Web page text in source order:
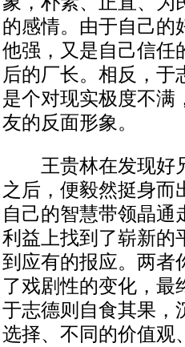
的感情。由于自己的
他强，又是自己信任
后的厂长。相反，于
是个对现实极度不满
友的反面形象。
王贵林在发现好兄
之后，便毅然挺身而
自己的智慧带领晶通
利益上找到了崭新的
到应有的报应。两者
了戏剧性的变化，最
于志德则自食其果，
选择、不同的价值观